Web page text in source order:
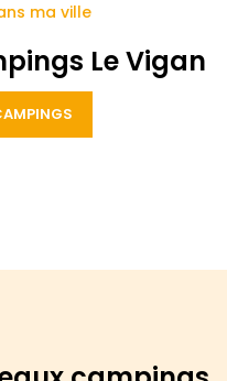
ma ville
Le Vigan